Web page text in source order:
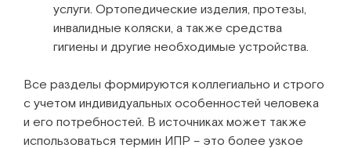
услуги. Ортопедические изделия, протезы,
инвалидные коляски, а также средства
гигиены и другие необходимые устройства.
Все разделы формируются коллегиально и строго
с учетом индивидуальных особенностей человека
и его потребностей. В источниках может также
использоваться термин ИПР – это более узкое